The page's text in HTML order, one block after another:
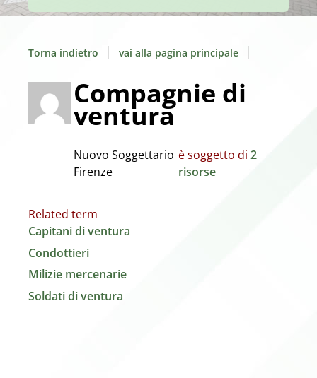
Torna indietro vai alla pagina principale
Compagnie di
ventura
Nuovo Soggettario
Firenze
è soggetto di 2
risorse
Related term
Capitani di ventura
Condottieri
Milizie mercenarie
Soldati di ventura